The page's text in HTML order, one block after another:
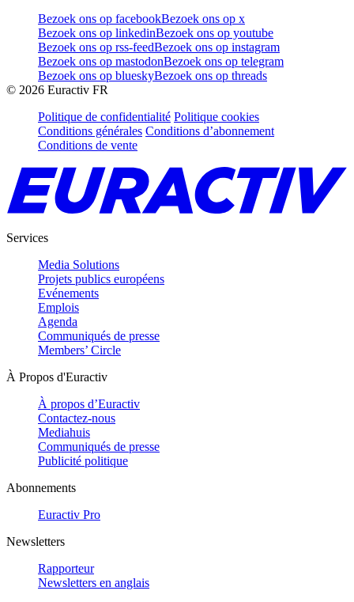
Bezoek ons op facebookBezoek ons op x
Bezoek ons op linkedinBezoek ons op youtube
Bezoek ons op rss-feedBezoek ons op instagram
Bezoek ons op mastodonBezoek ons op telegram
Bezoek ons op blueskyBezoek ons op threads
© 2026 Euractiv FR
Politique de confidentialité Politique cookies
Conditions générales Conditions d’abonnement
Conditions de vente
Services
Media Solutions
Projets publics européens
Evénements
Emplois
Agenda
Communiqués de presse
Members’ Circle
À Propos d'Euractiv
À propos d’Euractiv
Contactez-nous
Mediahuis
Communiqués de presse
Publicité politique
Abonnements
Euractiv Pro
Newsletters
Rapporteur
Newsletters en anglais